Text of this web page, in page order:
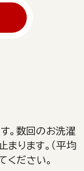
。数回のお洗濯
ります。（平均
ださい。